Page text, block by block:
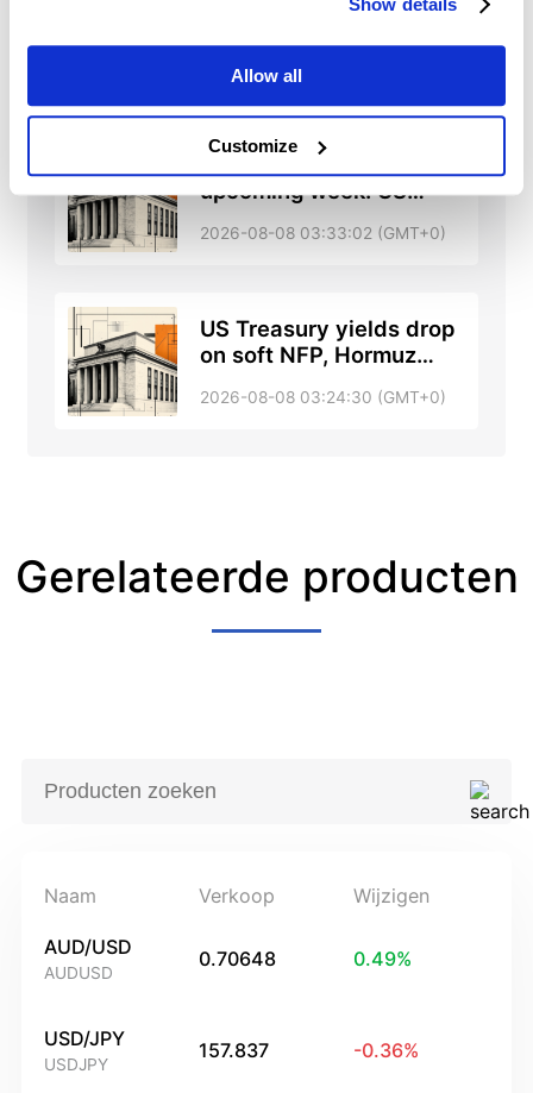
Allow all
Customize
Standard Chartered
2026-08-08 03:42:00 (GMT+0)
upcoming week: US
stage next week
2026-08-08 03:33:02 (GMT+0)
US Treasury yields drop
on soft NFP, Hormuz
2026-08-08 03:24:30 (GMT+0)
Gerelateerde producten
Naam Verkoop Wijzigen
AUD/USD
AUDUSD
0.70648 0.49%
USD/JPY
USDJPY
157.837 -0.36%